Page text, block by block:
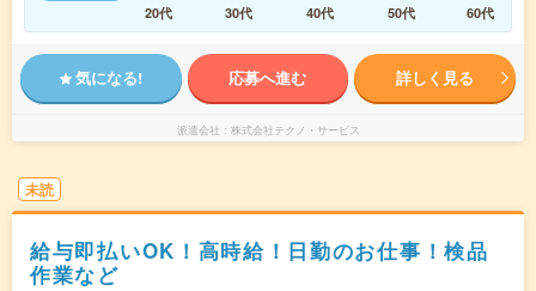
20代
30代 40代 50代 60代
気になる! 応募へ進む 詳しく見る
派遣会社 株式会社テクノ・サービス
未読
給与即払いOK！高時給！日勤のお仕事！検品
作業など